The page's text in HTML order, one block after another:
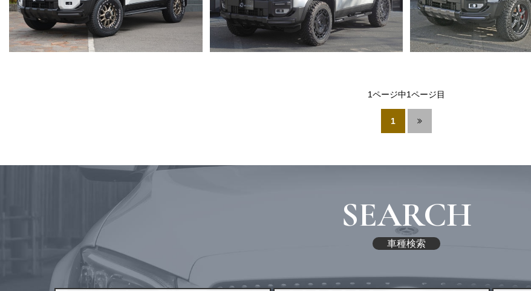
1ページ中1ページ目
1
SEARCH
車種検索